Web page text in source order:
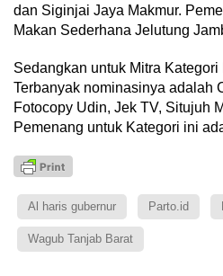
dan Siginjai Jaya Makmur.
Makan Sederhana Jelutung
Sedangkan untuk Mitra
Terbanyak nominasinya adalah
Fotocopy Udin, Jek TV, Situjuh
Pemenang untuk Kategori ini
Al haris gubernur Parto.id
Wagub Tanjab Barat